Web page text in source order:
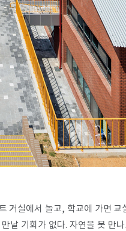
거실에서 놀고, 학교에 가면 교
날 기회가 없다. 자연을 못 만